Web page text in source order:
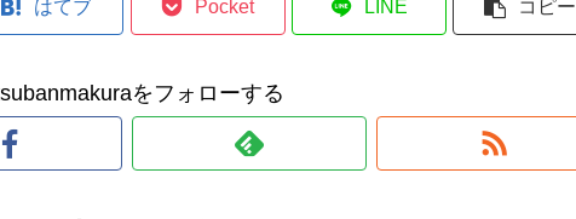
はてブ Pocket LINE コピー
をフォローする